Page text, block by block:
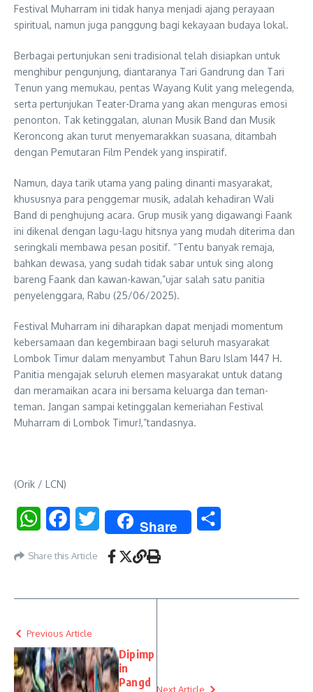
Festival Muharram ini tidak hanya menjadi ajang perayaan
spiritual, namun juga panggung bagi kekayaan budaya lokal.
Berbagai pertunjukan seni tradisional telah disiapkan untuk
menghibur pengunjung, diantaranya Tari Gandrung dan Tari
Tenun yang memukau, pentas Wayang Kulit yang melegenda,
serta pertunjukan Teater-Drama yang akan menguras emosi
penonton. Tak ketinggalan, alunan Musik Band dan Musik
Keroncong akan turut menyemarakkan suasana, ditambah
dengan Pemutaran Film Pendek yang inspiratif.
Namun, daya tarik utama yang paling dinanti masyarakat,
khususnya para penggemar musik, adalah kehadiran Wali
Band di penghujung acara. Grup musik yang digawangi Faank
ini dikenal dengan lagu-lagu hitsnya yang mudah diterima dan
seringkali membawa pesan positif. “Tentu banyak remaja,
bahkan dewasa, yang sudah tidak sabar untuk sing along
bareng Faank dan kawan-kawan,”ujar salah satu panitia
penyelenggara, Rabu (25/06/2025).
Festival Muharram ini diharapkan dapat menjadi momentum
kebersamaan dan kegembiraan bagi seluruh masyarakat
Lombok Timur dalam menyambut Tahun Baru Islam 1447 H.
Panitia mengajak seluruh elemen masyarakat untuk datang
dan meramaikan acara ini bersama keluarga dan teman-
teman. Jangan sampai ketinggalan kemeriahan Festival
Muharram di Lombok Timur!,”tandasnya.
(Orik / LCN)
WhatsAppFacebookTwitter Share
Share this Article
Previous Article
Dipimp
in
Pangd
Next Article